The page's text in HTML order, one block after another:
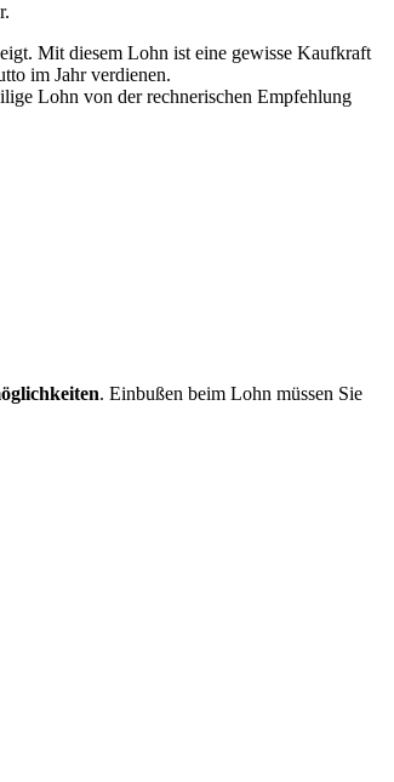
Mit diesem Lohn ist eine gewisse Kaufkraft
im Jahr verdienen.
Lohn von der rechnerischen Empfehlung
. Einbußen beim Lohn müssen Sie